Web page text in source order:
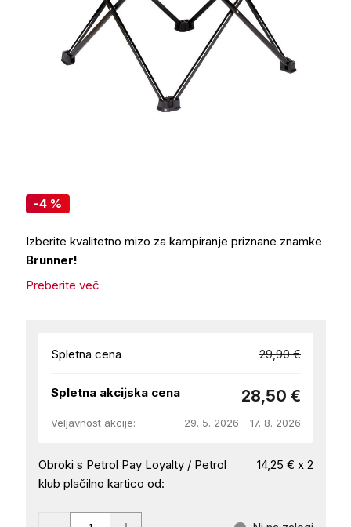
-4 %
Izberite kvalitetno mizo za kampiranje priznane znamke
Brunner!
Preberite več
Spletna cena 29,90 €
Spletna akcijska cena 28,50 €
Veljavnost akcije: 29. 5. 2026 - 17. 8. 2026
Obroki s Petrol Pay Loyalty / Petrol
klub plačilno kartico od:
14,25 € x 2